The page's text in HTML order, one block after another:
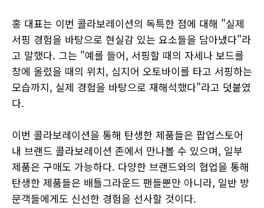
홍 대표는 이번 콜라보레이션의 독특한 점에 대해 "실제
서핑 경험을 바탕으로 현실감 있는 요소들을 담아냈다"라
고 말했다. 그는 "예를 들어, 서핑할 때의 자세나 보드를
창에 올렸을 때의 위치, 심지어 오토바이를 타고 서핑하는
모습까지, 실제 경험을 바탕으로 재해석했다"라고 덧붙였
다.
이번 콜라보레이션을 통해 탄생한 제품들은 팝업스토어
내 브랜드 콜라보레이션 존에서 만나볼 수 있으며, 일부
제품은 구매도 가능하다. 다양한 브랜드와의 협업을 통해
탄생한 제품들은 배틀그라운드 팬들뿐만 아니라, 일반 방
문객들에게도 신선한 경험을 선사할 것이다.